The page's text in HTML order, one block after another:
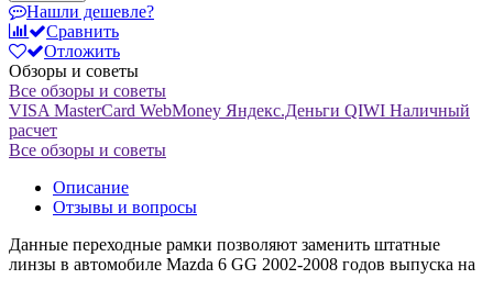
Нашли дешевле?
Сравнить
Отложить
Обзоры и советы
Все обзоры и советы
VISA MasterCard WebMoney Яндекс.Деньги QIWI Наличный
расчет
Все обзоры и советы
Описание
Отзывы и вопросы
Данные переходные рамки позволяют заменить штатные
линзы в автомобиле Mazda 6 GG 2002-2008 годов выпуска на